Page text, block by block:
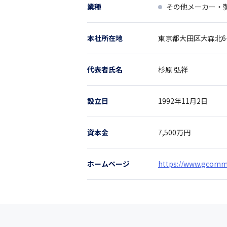
業種 その他メーカー・
本社所在地 東京都大田区大森北
代表者氏名 杉原 弘祥
設立日 1992年11月2日
資本金 7,500万円
ホームページ https://